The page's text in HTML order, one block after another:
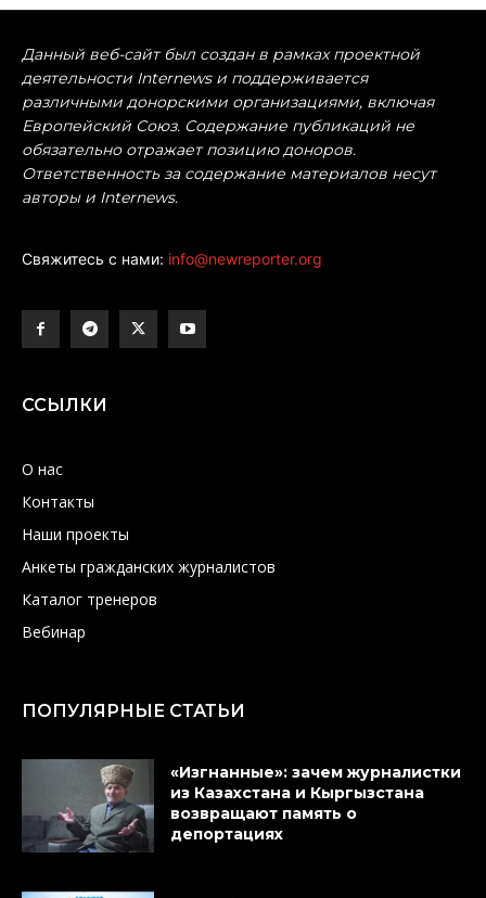
Данный веб-сайт был создан в рамках проектной
деятельности Internews и поддерживается
различными донорскими организациями, включая
Европейский Союз. Содержание публикаций не
обязательно отражает позицию доноров.
Ответственность за содержание материалов несут
авторы и Internews.
Свяжитесь с нами: info@newreporter.org
ССЫЛКИ
О нас
Контакты
Наши проекты
Анкеты гражданских журналистов
Каталог тренеров
Вебинар
ПОПУЛЯРНЫЕ СТАТЬИ
«Изгнанные»: зачем журналистки
из Казахстана и Кыргызстана
возвращают память о
депортациях